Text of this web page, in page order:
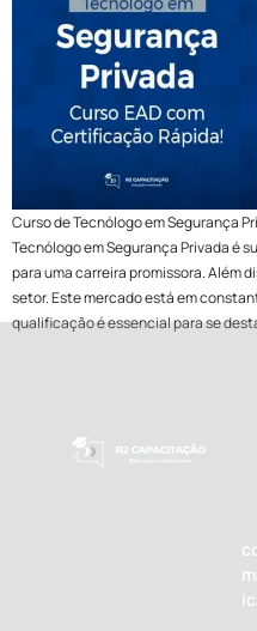
Curso de Tecnólogo em Segurança
Tecnólogo em Segurança Privada é
para uma carreira promissora. Além
setor. Este mercado está em
qualificação é essencial para se